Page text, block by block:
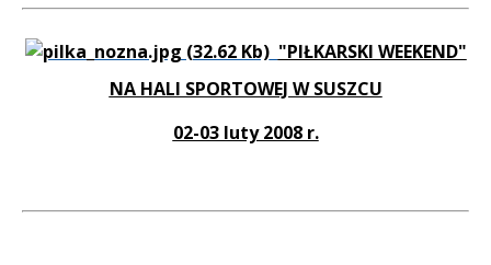
"PIŁKARSKI WEEKEND"
NA HALI SPORTOWEJ W SUSZCU
02-03 luty 2008 r.